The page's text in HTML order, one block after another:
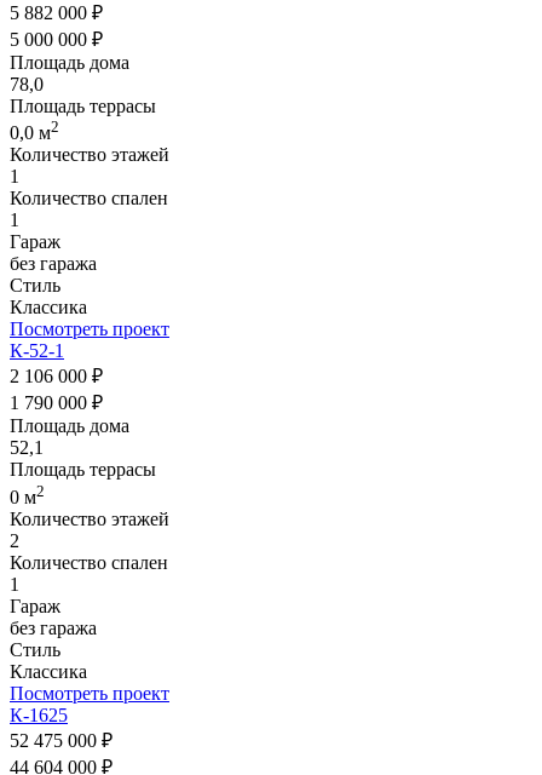
5 882 000 ₽
5 000 000 ₽
Площадь дома
78,0
Площадь террасы
0,0 м2
Количество этажей
1
Количество спален
1
Гараж
без гаража
Стиль
Классика
Посмотреть проект
К-52-1
2 106 000 ₽
1 790 000 ₽
Площадь дома
52,1
Площадь террасы
0 м2
Количество этажей
2
Количество спален
1
Гараж
без гаража
Стиль
Классика
Посмотреть проект
К-1625
52 475 000 ₽
44 604 000 ₽